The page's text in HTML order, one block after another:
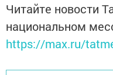
Читайте новости
национальном
https://max.ru/